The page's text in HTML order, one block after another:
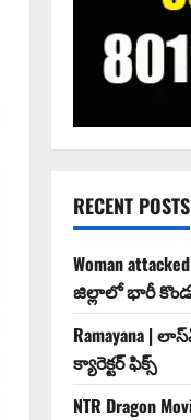
RECENT POSTS
Woman
జిల్లాలో భారీ
Ramayana |
క్యారెక్టర్ ఫిక్స్
NTR Dragon